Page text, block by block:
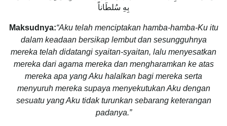
بِهِ سُلطَاناً
Maksudnya:“Aku telah menciptakan hamba-hamba-Ku itu
dalam keadaan bersikap lembut dan sesungguhnya
mereka telah didatangi syaitan-syaitan, lalu menyesatkan
mereka dari agama mereka dan mengharamkan ke atas
mereka apa yang Aku halalkan bagi mereka serta
menyuruh mereka supaya menyekutukan Aku dengan
sesuatu yang Aku tidak turunkan sebarang keterangan
padanya.”